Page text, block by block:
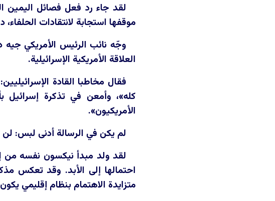
لقد جاء رد فعل فصائل اليمين
موقفها استجابة لانتقادات
وجّه نائب الرئيس الأمريكي
العلاقة الأمريكية الإسرائيلية.
فقال مخاطبا القادة
كله»، وأمعن في تذكرة إسرائيل
الأمريكيون».
لم يكن في الرسالة أدنى لبس: لن
لقد ولد مبدأ نيكسون نفسه من
احتمالها إلى الأبد. وقد تعكس
متزايدة الاهتمام بنظام إقليمي